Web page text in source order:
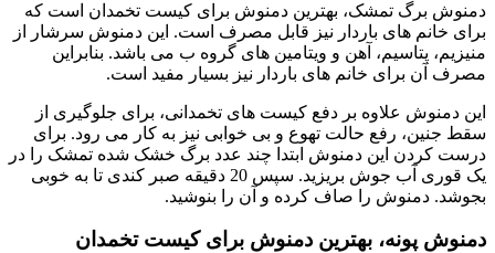
دمنوش برگ تمشک، بهترین دمنوش برای کیست تخمدان است که
برای خانم های باردار نیز قابل مصرف است. این دمنوش سرشار از
منیزیم، پتاسیم، آهن و ویتامین های گروه ب می باشد. بنابراین
مصرف آن برای خانم های باردار نیز بسیار مفید است.
این دمنوش علاوه بر دفع کیست های تخمدانی، برای جلوگیری از
سقط جنین، رفع حالت تهوع و بی خوابی نیز به کار می رود. برای
درست کردن این دمنوش ابتدا چند عدد برگ خشک شده تمشک را در
یک قوری آب جوش بریزید. سپس 20 دقیقه صبر کندی تا به خوبی
بجوشد. دمنوش را صاف کرده و آن را بنوشید.
دمنوش پونه، بهترین دمنوش برای کیست تخمدان